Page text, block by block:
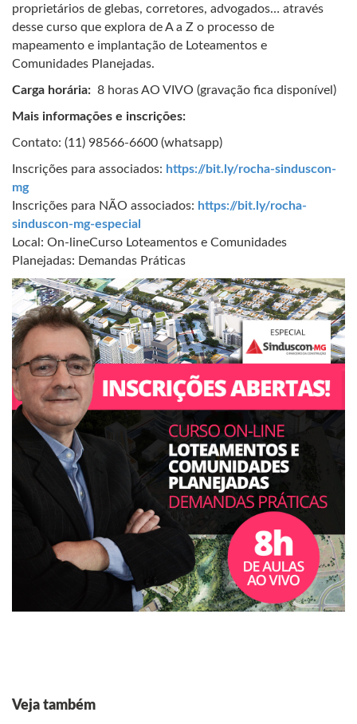
proprietários de glebas, corretores, advogados… através
desse curso que explora de A a Z o processo de
mapeamento e implantação de Loteamentos e
Comunidades Planejadas.
Carga horária: 8 horas AO VIVO (gravação fica disponível)
Mais informações e inscrições:
Contato: (11) 98566-6600 (whatsapp)
Inscrições para associados: https://bit.ly/rocha-sinduscon-
mg
Inscrições para NÃO associados: https://bit.ly/rocha-
sinduscon-mg-especial
Local: On-lineCurso Loteamentos e Comunidades
Planejadas: Demandas Práticas
Veja também